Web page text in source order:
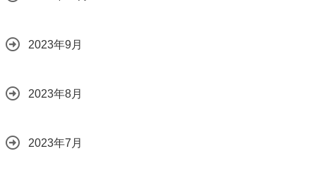
2023年9月
2023年8月
2023年7月